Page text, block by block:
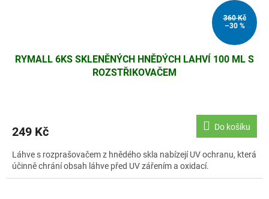
360 Kč
–30 %
RYMALL 6KS SKLENĚNÝCH HNĚDÝCH LAHVÍ 100 ML S
ROZSTŘIKOVAČEM
249 Kč Do košíku
Láhve s rozprašovačem z hnědého skla nabízejí UV ochranu, která
účinně chrání obsah láhve před UV zářením a oxidací.